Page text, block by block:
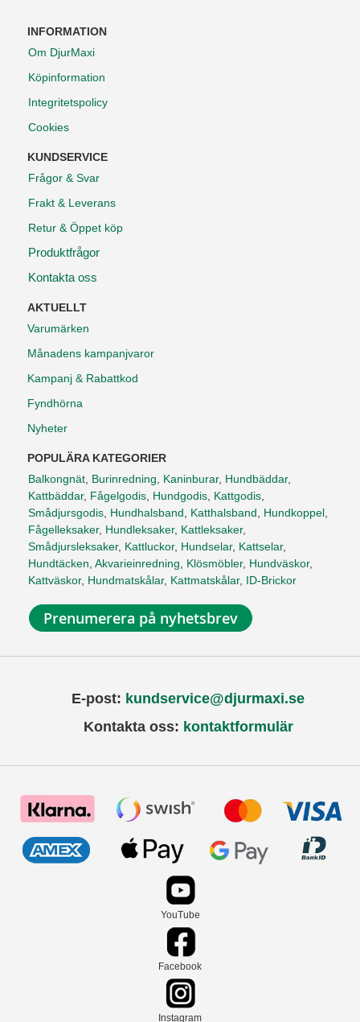
INFORMATION
Om DjurMaxi
Köpinformation
Integritetspolicy
Cookies
KUNDSERVICE
Frågor & Svar
Frakt & Leverans
Retur & Öppet köp
Produktfrågor
Kontakta oss
AKTUELLT
Varumärken
Månadens kampanjvaror
Kampanj & Rabattkod
Fyndhörna
Nyheter
POPULÄRA KATEGORIER
Balkongnät, Burinredning, Kaninburar, Hundbäddar,
Kattbäddar, Fågelgodis, Hundgodis, Kattgodis,
Smådjursgodis, Hundhalsband, Katthalsband, Hundkoppel,
Fågelleksaker, Hundleksaker, Kattleksaker,
Smådjursleksaker, Kattluckor, Hundselar, Kattselar,
Hundtäcken, Akvarieinredning, Klösmöbler, Hundväskor,
Kattväskor, Hundmatskålar, Kattmatskålar, ID-Brickor
Prenumerera på nyhetsbrev
E-post: kundservice@djurmaxi.se
Kontakta oss: kontaktformulär
YouTube
Facebook
Instagram